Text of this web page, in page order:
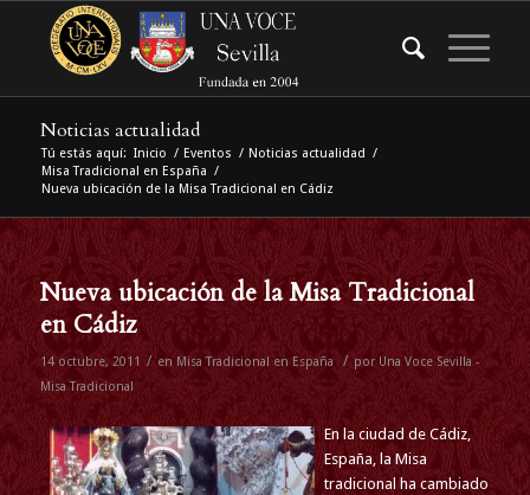
Noticias actualidad
Tú estás aquí: Inicio / Eventos / Noticias actualidad /
Misa Tradicional en España /
Nueva ubicación de la Misa Tradicional en Cádiz
Nueva ubicación de la Misa Tradicional
en Cádiz
14 octubre, 2011 / en Misa Tradicional en España / por Una Voce Sevilla -
Misa Tradicional
En la ciudad de Cádiz,
España, la Misa
tradicional ha cambiado